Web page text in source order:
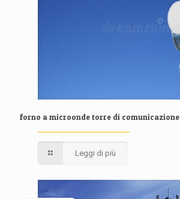
forno a microonde torre di comunicazione
Leggi di più